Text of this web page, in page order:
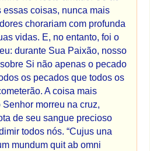
essas coisas, nunca mais
chorariam com profunda
vidas. E, no entanto, foi o
durante Sua Paixão, nosso
Si não apenas o pecado
os pecados que todos os
A coisa mais
morreu na cruz,
de seu sangue precioso
todos nós. “Cujus una
mundum quit ab omni